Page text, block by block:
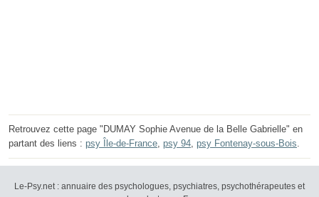
Retrouvez cette page "DUMAY Sophie Avenue de la Belle Gabrielle" en
partant des liens : psy Île-de-France psy 94 psy Fontenay-sous-Bois
Le-Psy.net : annuaire des psychologues, psychiatres, psychothérapeutes et